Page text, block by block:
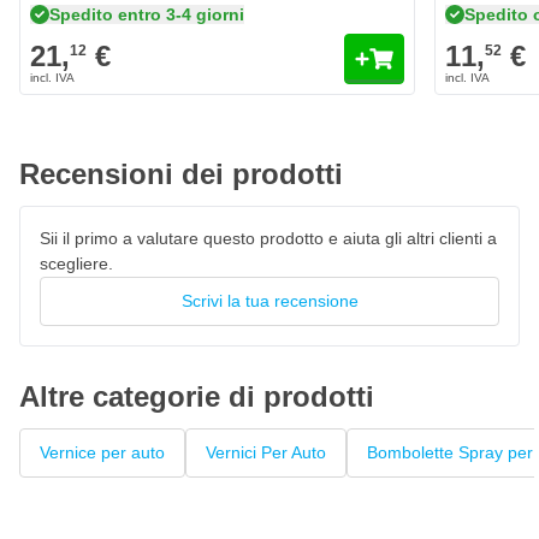
altri prodotti chimici.
Caratteristiche della vernice per ritocchi di Yamaha /
Motorcycles 4B/BL2 Black 2
Vernice per auto ad asciugatura rapida, resistente al 100% ai
La vernice High Solid garantisce un'elevata copertura
Questo fondo può essere verniciato convernice trasparente
Spedito entro 3-4 giorni
21,12 €
Spedito
11,52 €
Recensioni dei prodotti
Sii il primo a valutare questo prodotto e aiuta gli altri clienti a
scegliere.
Scrivi la tua recensione
Altre categorie di prodotti
Vernice per auto Vernici Per Auto Bombolette Spray per